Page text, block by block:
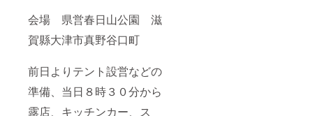
会場 県営春日山公園 滋
賀縣大津市真野谷口町
前日よりテント設営などの
準備、当日８時３０分から
露店、キッチンカー、ス